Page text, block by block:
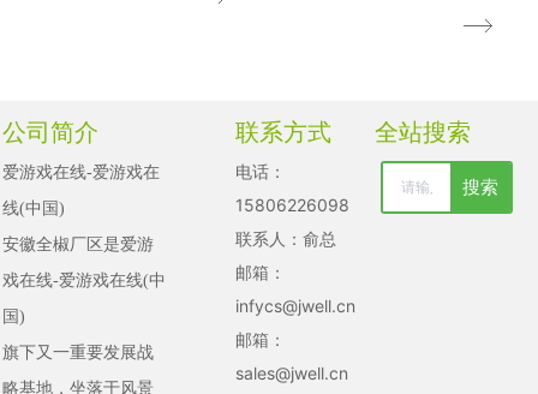
公司简介
爱游戏在线-爱游戏在
线(中国)
安徽全椒厂区是爱游
戏在线-爱游戏在线(中
国)
旗下又一重要发展战
略基地，坐落于风景
联系方式
电话：
15806226098
联系人：俞总
邮箱：
infycs@jwell.cn
邮箱：
sales@jwell.cn
全站搜索
搜索
清空记录
历史记录